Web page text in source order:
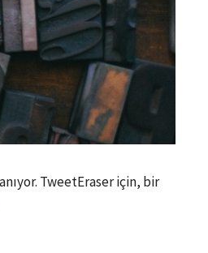
TweetEraser için, bir